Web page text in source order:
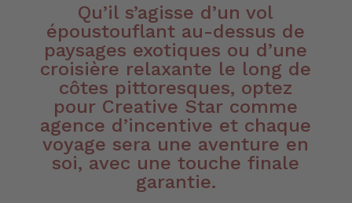
Qu’il s’agisse d’un vol
époustouflant au-dessus de
paysages exotiques ou d’une
croisière relaxante le long de
côtes pittoresques, optez
pour Creative Star comme
agence d’incentive et chaque
voyage sera une aventure en
soi, avec une touche finale
garantie.